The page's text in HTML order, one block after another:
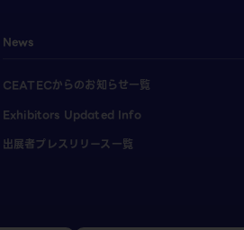
News
CEATECからのお知らせ一覧
Exhibitors Updated Info
出展者プレスリリース一覧